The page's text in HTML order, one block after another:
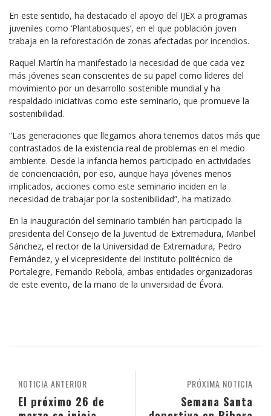
En este sentido, ha destacado el apoyo del IJEX a programas
juveniles como ‘Plantabosques’, en el que población joven
trabaja en la reforestación de zonas afectadas por incendios.
Raquel Martín ha manifestado la necesidad de que cada vez
más jóvenes sean conscientes de su papel como líderes del
movimiento por un desarrollo sostenible mundial y ha
respaldado iniciativas como este seminario, que promueve la
sostenibilidad.
“Las generaciones que llegamos ahora tenemos datos más que
contrastados de la existencia real de problemas en el medio
ambiente. Desde la infancia hemos participado en actividades
de concienciación, por eso, aunque haya jóvenes menos
implicados, acciones como este seminario inciden en la
necesidad de trabajar por la sostenibilidad”, ha matizado.
En la inauguración del seminario también han participado la
presidenta del Consejo de la Juventud de Extremadura, Maribel
Sánchez, el rector de la Universidad de Extremadura, Pedro
Fernández, y el vicepresidente del Instituto politécnico de
Portalegre, Fernando Rebola, ambas entidades organizadoras
de este evento, de la mano de la universidad de Évora.
PRÓXIMA NOTICIA
Semana Santa
NOTICIA ANTERIOR
El próximo 26 de